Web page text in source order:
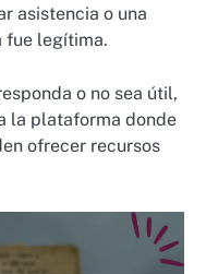
asistencia o una
fue legítima.
o no sea útil,
la plataforma donde
ofrecer recursos